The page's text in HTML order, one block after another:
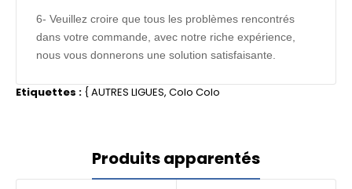
6- Veuillez croire que tous les problèmes rencontrés
dans votre commande, avec notre riche expérience,
nous vous donnerons une solution satisfaisante.
Etiquettes : {AUTRES LIGUES, Colo Colo
Produits apparentés